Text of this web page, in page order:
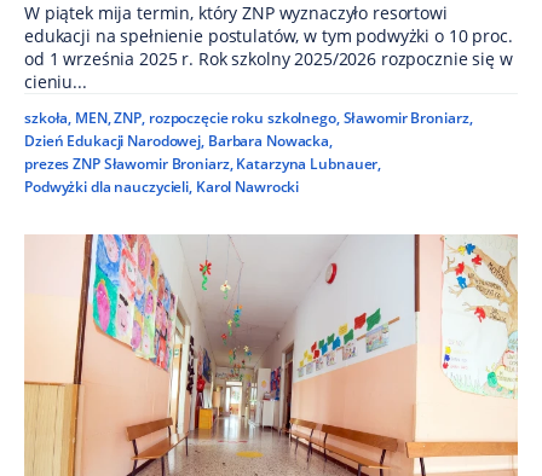
W piątek mija termin, który ZNP wyznaczyło resortowi
edukacji na spełnienie postulatów, w tym podwyżki o 10 proc.
od 1 września 2025 r. Rok szkolny 2025/2026 rozpocznie się w
cieniu...
szkoła, MEN,ZNP, rozpoczęcie roku szkolnego,Sławomir Broniarz,
Dzień Edukacji Narodowej, Barbara Nowacka,
prezes ZNP Sławomir Broniarz, Katarzyna Lubnauer,
Podwyżki dla nauczycieli, Karol Nawrocki